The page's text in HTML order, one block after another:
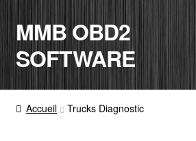
Aller
à
la
Aller
au
contenu
MMB OBD2
SOFTWARE
ACCUEIL
Accueil Trucks Diagnostic